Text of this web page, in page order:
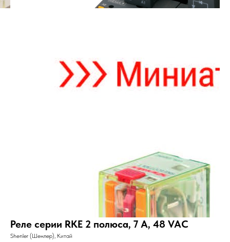
Реле серии RKE 2 полюса, 7 А, 48 VAC
Shenler (Шенлер), Китай